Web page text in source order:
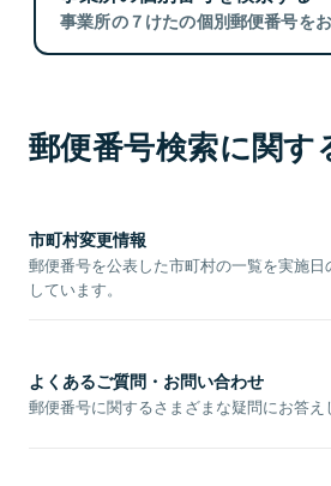
事業所の７けたの個別郵便番号をお
郵便番号検索に関す
市町村変更情報
郵便番号を公表した市町村の一覧を実施
しています。
よくあるご質問・お問い合わせ
郵便番号に関するさまざまな疑問にお答え